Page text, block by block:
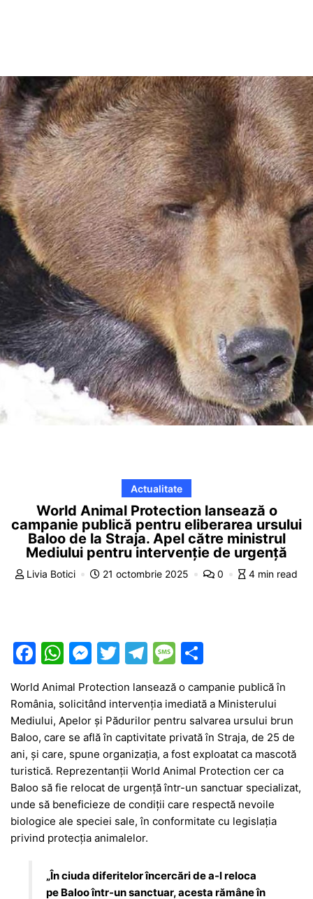
Actualitate
World Animal Protection lansează o
campanie publică pentru eliberarea ursului
Baloo de la Straja. Apel către ministrul
Mediului pentru intervenție de urgență
Livia Botici 21 octombrie 2025 0 4 min read
F
c
e
b
o
o
k
W
at
s
A
p
p
M
s
s
e
n
g
er
T
itt
er
T
e
gr
a
m
M
s
s
a
g
e
ta
je
a
z
ă
World Animal Protection lansează o campanie publică în
România, solicitând intervenția imediată a Ministerului
Mediului, Apelor și Pădurilor pentru salvarea ursului brun
Baloo, care se află în captivitate privată în Straja, de 25 de
ani, și care, spune organizația, a fost exploatat ca mascotă
turistică. Reprezentanții World Animal Protection cer ca
Baloo să fie relocat de urgență într-un sanctuar specializat,
unde să beneficieze de condiții care respectă nevoile
biologice ale speciei sale, în conformitate cu legislația
privind protecția animalelor.
„În ciuda diferitelor încercări de a-l reloca
pe Baloo într-un sanctuar, acesta rămâne în